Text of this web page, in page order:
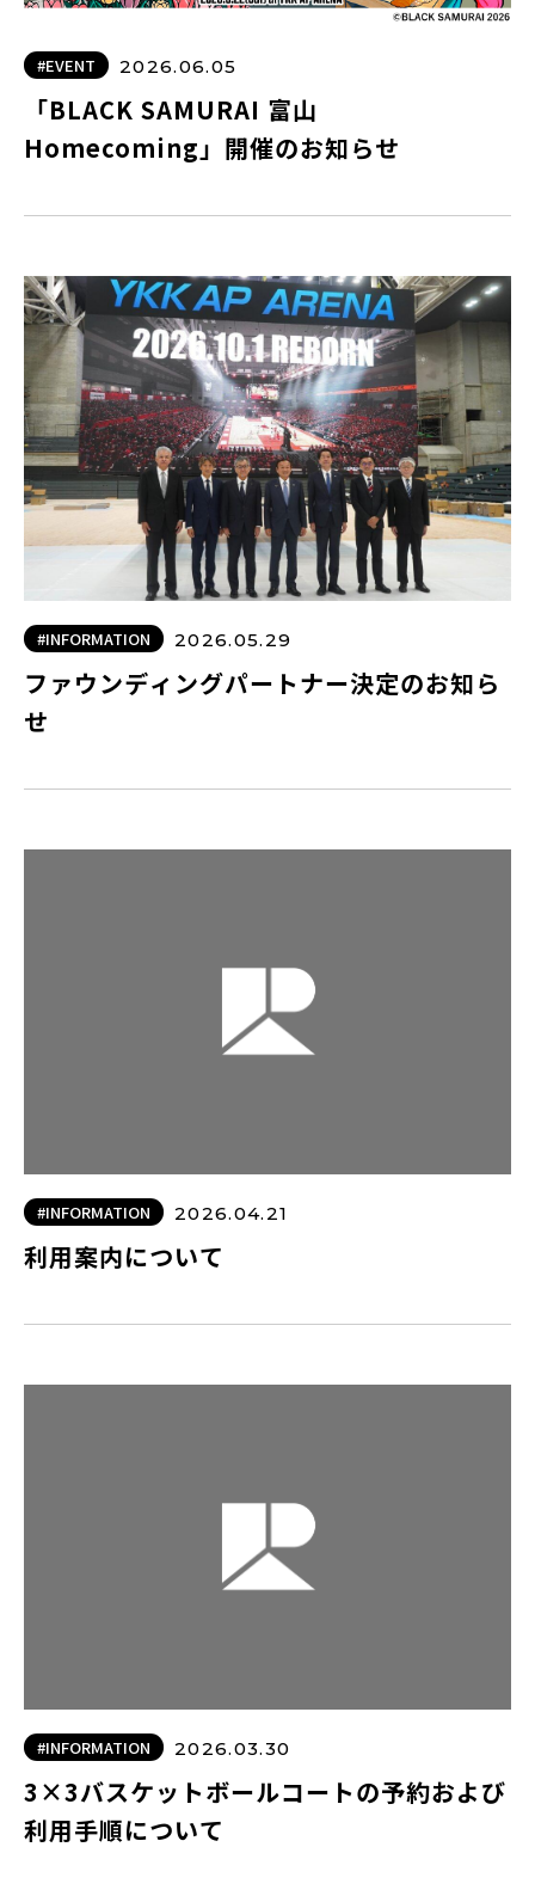
#EVENT 2026.06.05
「BLACK SAMURAI 富山
Homecoming」開催のお知らせ
#INFORMATION 2026.05.29
ファウンディングパートナー決定のお知ら
せ
#INFORMATION 2026.04.21
利用案内について
#INFORMATION 2026.03.30
3×3バスケットボールコートの予約および
利用手順について